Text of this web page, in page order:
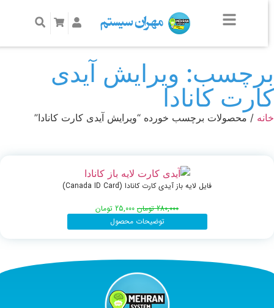
ویرایش آیدی
کانادا
/ محصولات برچسب خورده “ویرایش آیدی کارت کانادا”
فایل لایه باز آیدی کارت کانادا (Canada ID Card)
280,000 تومان 25,000 تومان
توضیحات محصول